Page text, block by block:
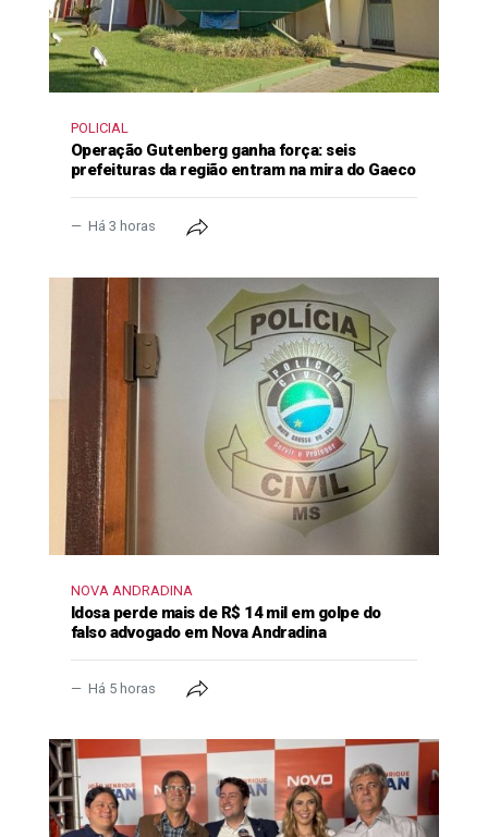
POLICIAL
Operação Gutenberg ganha força: seis
prefeituras da região entram na mira do Gaeco
Há 3 horas
NOVA ANDRADINA
Idosa perde mais de R$ 14 mil em golpe do
falso advogado em Nova Andradina
Há 5 horas